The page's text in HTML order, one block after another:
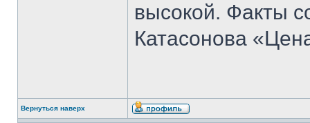
высокой. Факты
Катасонова
Вернуться наверх